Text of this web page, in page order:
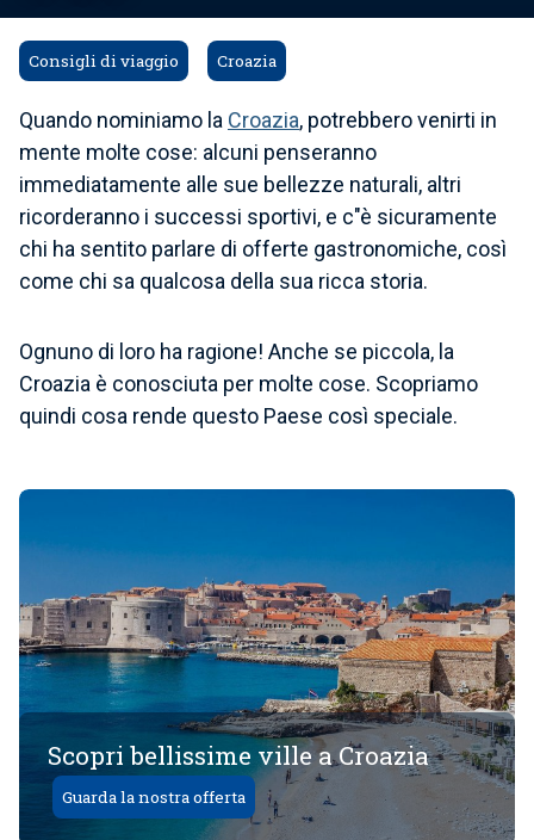
Consigli di viaggio Croazia
Quando nominiamo la Croazia, potrebbero venirti in
mente molte cose: alcuni penseranno
immediatamente alle sue bellezze naturali, altri
ricorderanno i successi sportivi, e c"è sicuramente
chi ha sentito parlare di offerte gastronomiche, così
come chi sa qualcosa della sua ricca storia.
Ognuno di loro ha ragione! Anche se piccola, la
Croazia è conosciuta per molte cose. Scopriamo
quindi cosa rende questo Paese così speciale.
Scopri bellissime ville a Croazia
Guarda la nostra offerta